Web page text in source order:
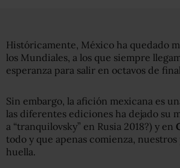
Históricamente, México ha quedado
los Mundiales, a los que siempre
esperanza para salir en octavos de
Sin embargo, la afición mexicana es
las diferentes ediciones ha dejado su
a “tranquilovsky” en Rusia 2018?) y en
todo y que apenas comienza, nuestros
huella.